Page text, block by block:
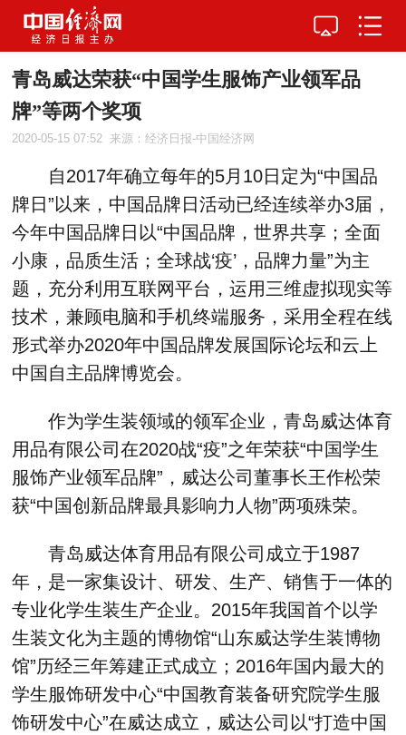
青岛威达荣获“中国学生服饰产业领军品
牌”等两个奖项
2020-05-15 07:52 来源：经济日报-中国经济网
自2017年确立每年的5月10日定为“中国品
牌日”以来，中国品牌日活动已经连续举办3届，
今年中国品牌日以“中国品牌，世界共享；全面
小康，品质生活；全球战‘疫’，品牌力量”为主
题，充分利用互联网平台，运用三维虚拟现实等
技术，兼顾电脑和手机终端服务，采用全程在线
形式举办2020年中国品牌发展国际论坛和云上
中国自主品牌博览会。
作为学生装领域的领军企业，青岛威达体育
用品有限公司在2020战“疫”之年荣获“中国学生
服饰产业领军品牌”，威达公司董事长王作松荣
获“中国创新品牌最具影响力人物”两项殊荣。
青岛威达体育用品有限公司成立于1987
年，是一家集设计、研发、生产、销售于一体的
专业化学生装生产企业。2015年我国首个以学
生装文化为主题的博物馆“山东威达学生装博物
馆”历经三年筹建正式成立；2016年国内最大的
学生服饰研发中心“中国教育装备研究院学生服
饰研发中心”在威达成立，威达公司以“打造中国